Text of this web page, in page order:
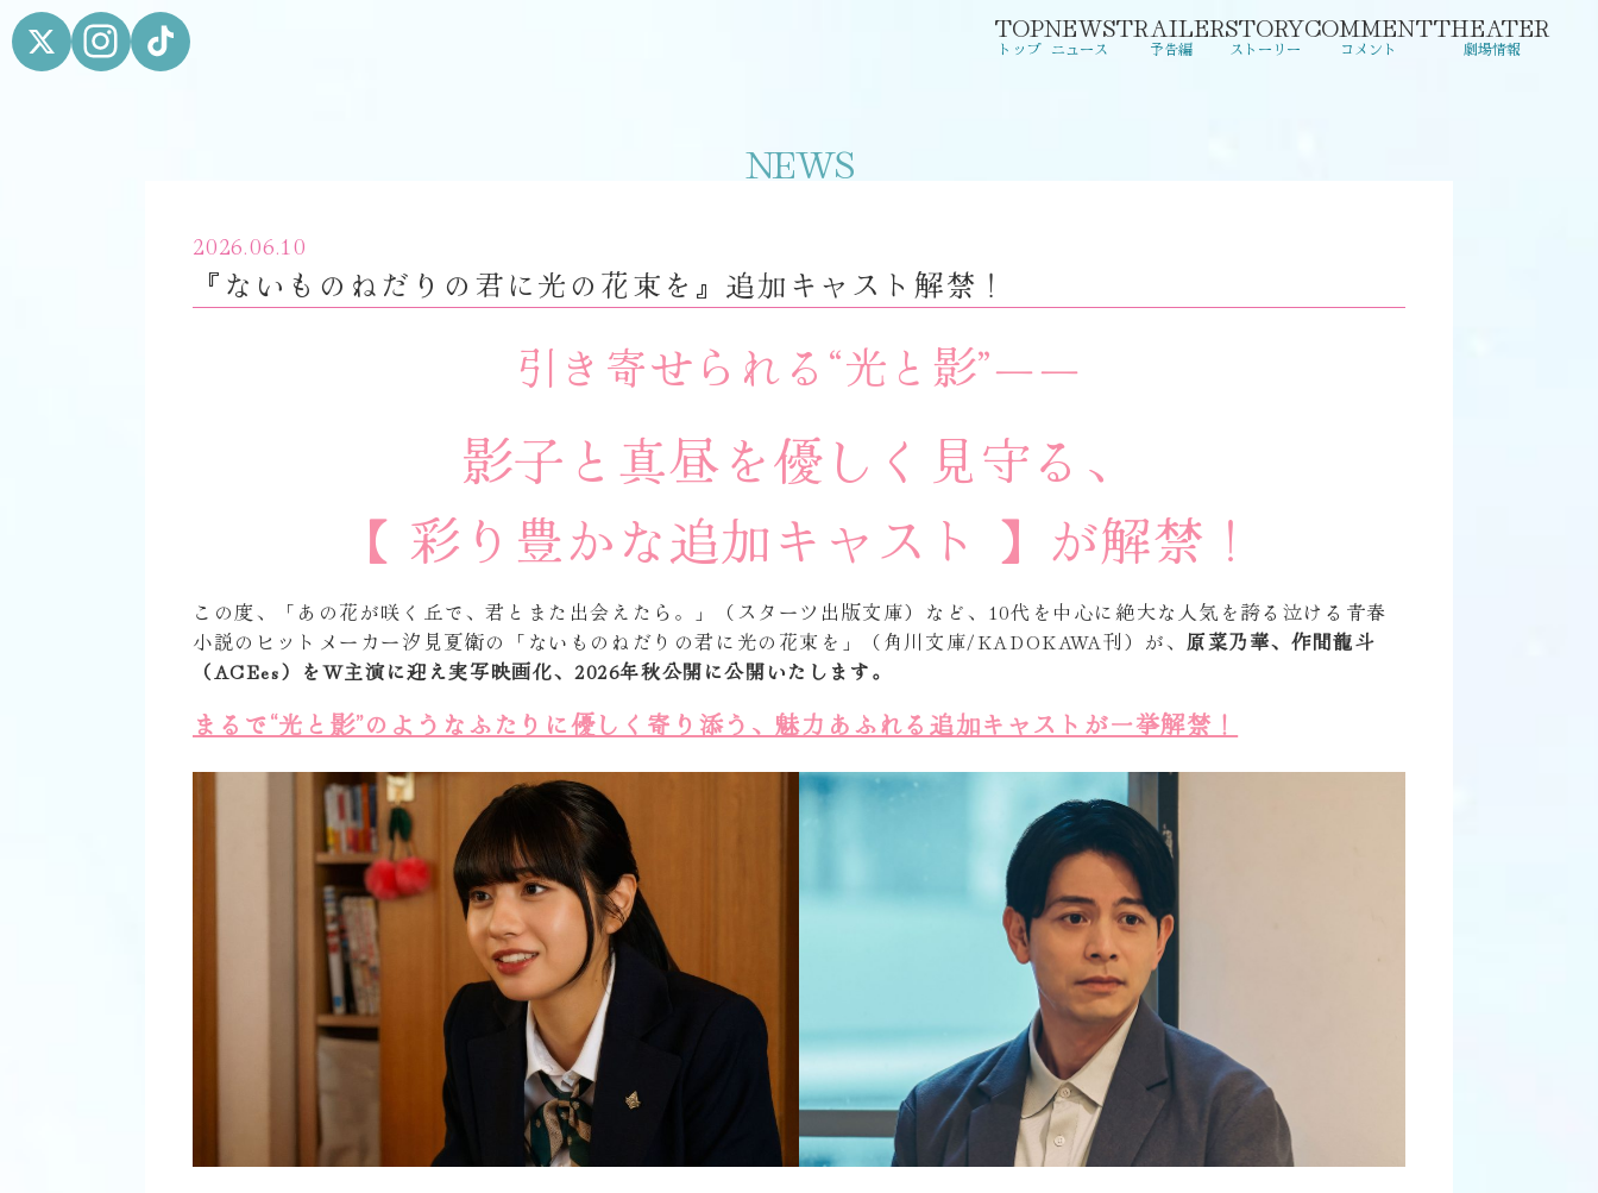
TOP
トップ
NEWS
ニュース
TRAILER
予告編
STORY
ストーリー
COMMENT
コメント
THEATER
劇場情報
NEWS
2026.06.10
『ないものねだりの君に光の花束を』追加キャスト解禁！
引き寄せられる“光と影”――
影子と真昼を優しく見守る、
【 彩り豊かな追加キャスト 】が解禁！
この度、「あの花が咲く丘で、君とまた出会えたら。」（スターツ出版文庫）など、10代を中心に絶大な人気を誇る泣ける青春
小説のヒットメーカー汐見夏衛の「ないものねだりの君に光の花束を」（角川文庫/KADOKAWA刊）が、 原菜乃華、作間龍斗
（ACEes）をW主演に迎え実写映画化、2026年秋公開に公開いたします。
まるで“光と影”のようなふたりに優しく寄り添う、魅力あふれる追加キャストが一挙解禁！